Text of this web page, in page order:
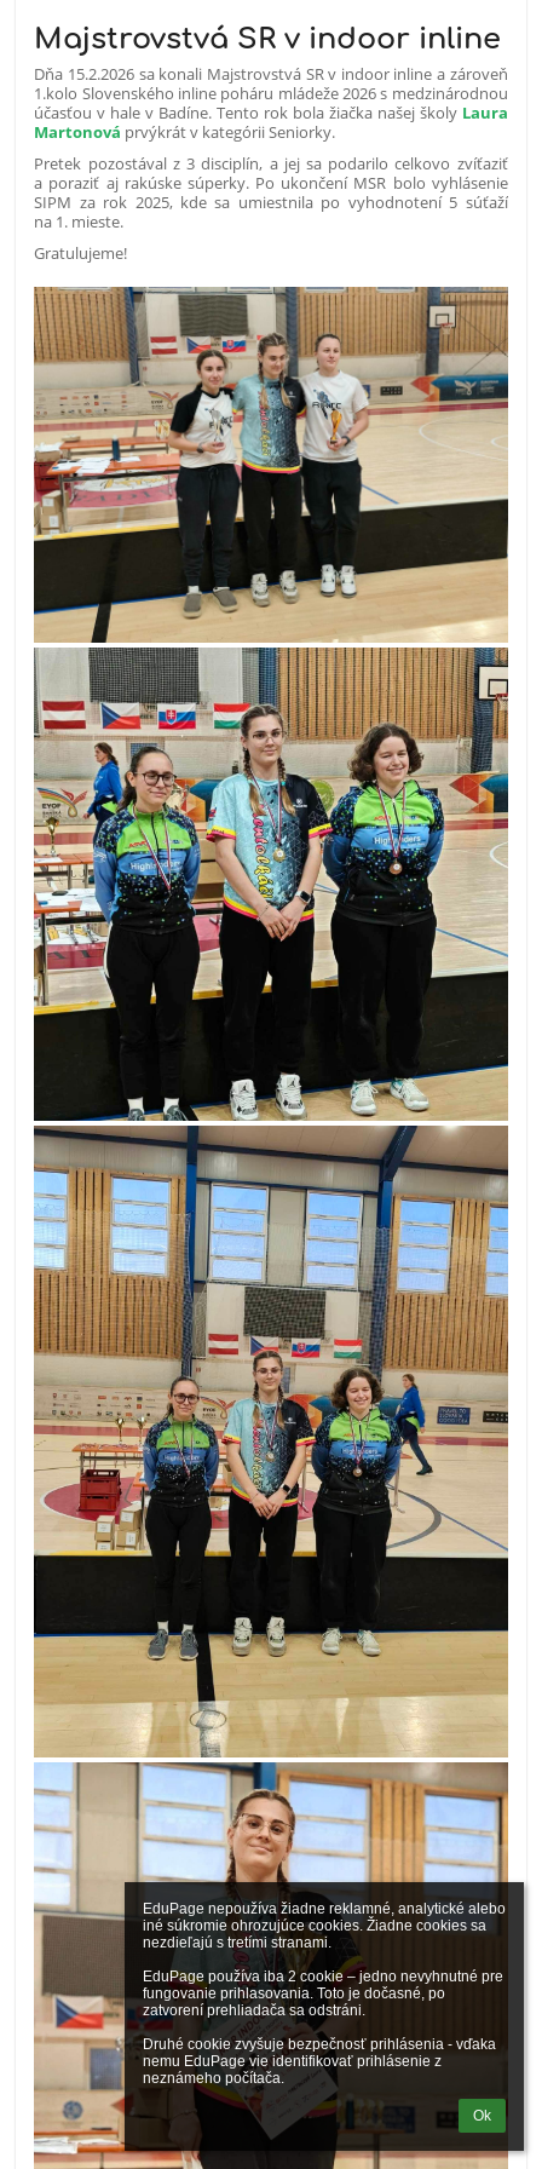
EduPage nepoužíva žiadne reklamné, analytické alebo
iné súkromie ohrozujúce cookies. Žiadne cookies sa
nezdieľajú s tretími stranami.
EduPage používa iba 2 cookie – jedno nevyhnutné pre
fungovanie prihlasovania. Toto je dočasné, po
zatvorení prehliadača sa odstráni.
Druhé cookie zvyšuje bezpečnosť prihlásenia - vďaka
nemu EduPage vie identifikovať prihlásenie z
neznámeho počítača.
Ok
Majstrovstvá SR v indoor inline
Dňa 15.2.2026 sa konali Majstrovstvá SR v indoor inline a zároveň
1.kolo Slovenského inline poháru mládeže 2026 s medzinárodnou
účasťou v hale v Badíne. Tento rok bola žiačka našej školy Laura
Martonová prvýkrát v kategórii Seniorky.
Pretek pozostával z 3 disciplín, a jej sa podarilo celkovo zvíťaziť
a poraziť aj rakúske súperky. Po ukončení MSR bolo vyhlásenie
SIPM za rok 2025, kde sa umiestnila po vyhodnotení 5 súťaží
na 1. mieste.
Gratulujeme!